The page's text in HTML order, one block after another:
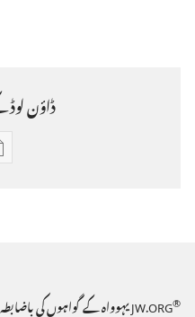
ڈاؤن‌
JW.ORG®
یہوواہ کے گواہوں کی